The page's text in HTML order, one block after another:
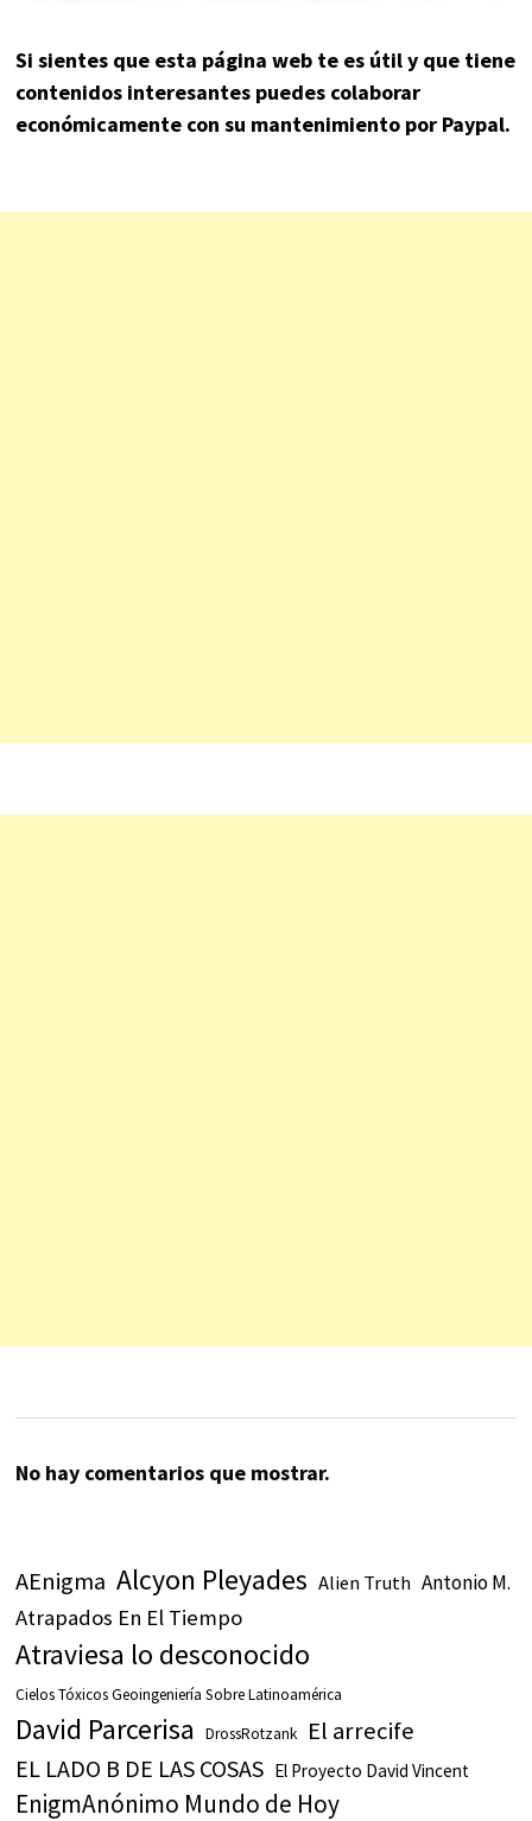
Si sientes que esta página web te es útil y que tiene
contenidos interesantes puedes colaborar
económicamente con su mantenimiento por Paypal.
No hay comentarios que mostrar.
AEnigma Alcyon Pleyades Alien Truth Antonio M.
Atrapados En El Tiempo
Atraviesa lo desconocido
Cielos Tóxicos Geoingeniería Sobre Latinoamérica
David Parcerisa DrossRotzank El arrecife
EL LADO B DE LAS COSAS El Proyecto David Vincent
EnigmAnónimo Mundo de Hoy